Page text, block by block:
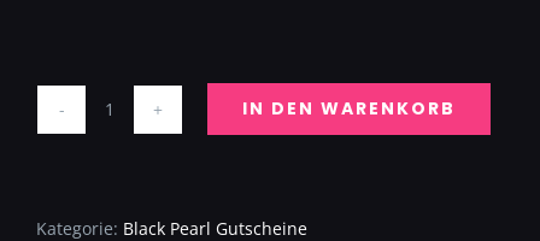
Black-
IN DEN WARENKORB
Kategorie: Black Pearl Gutscheine